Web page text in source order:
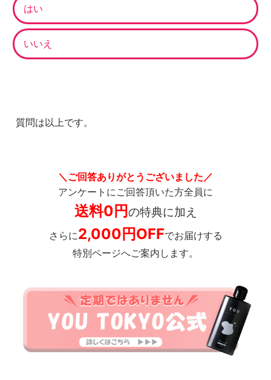
はい
いいえ
質問は以上です。
＼ご回答ありがとうございました／
アンケートにご回答頂いた方全員に
送料0円の特典に加え
さらに2,000円OFFでお届けする
特別ページへご案内します。